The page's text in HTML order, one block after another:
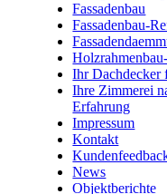
Fassadenbau
Fassadenbau-
Ihr Dachdecker
Ihre Zimmerei
Erfahrung
Impressum
Kontakt
News
Objektberichte